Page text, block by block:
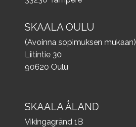
SKAALA OULU
(Avoinna sopimuksen mukaan)
Liitintie 30
90620 Oulu
SKAALA ÅLAND
Vikingagränd 1B